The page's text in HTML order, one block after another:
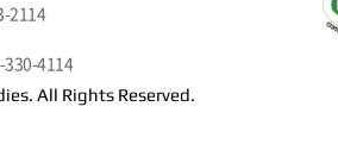
2114
330-4114
All Rights Reserved.